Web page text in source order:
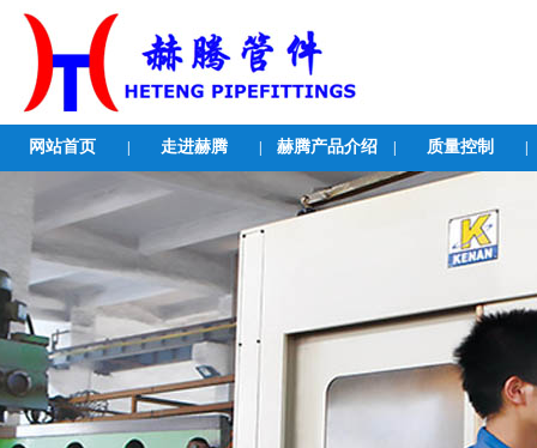
网站首页 走进赫腾 赫腾产品介绍 质量控制